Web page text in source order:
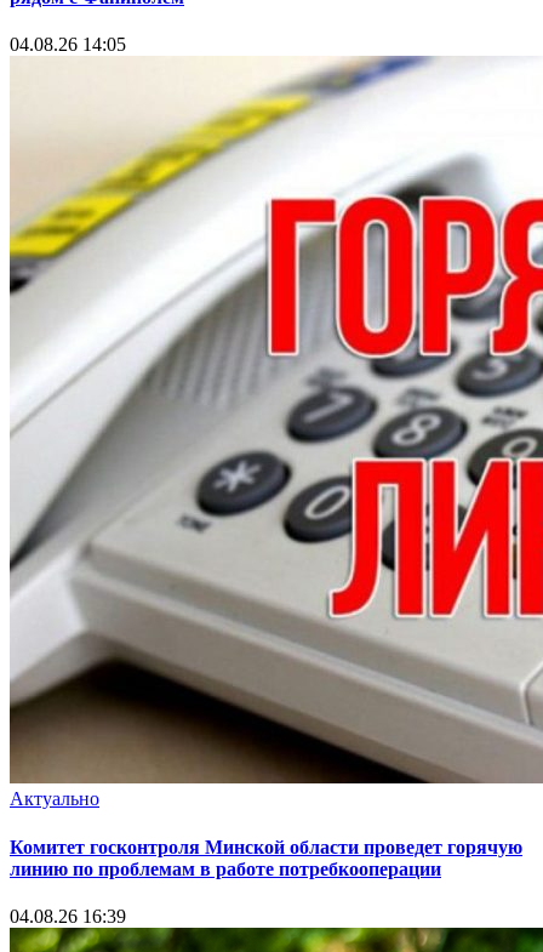
04.08.26 14:05
Актуально
Комитет госконтроля Минской области проведет горячую
линию по проблемам в работе потребкооперации
04.08.26 16:39